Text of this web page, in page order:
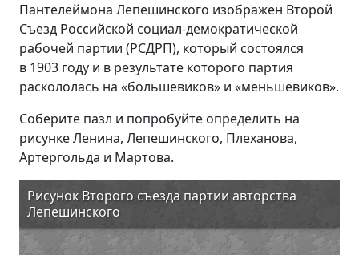
Пантелеймона Лепешинского изображен Второй
Съезд Российской социал-демократической
рабочей партии (РСДРП), который состоялся
в 1903 году и в результате которого партия
раскололась на «большевиков» и «меньшевиков».
Соберите пазл и попробуйте определить на
рисунке Ленина, Лепешинского, Плеханова,
Артергольда и Мартова.